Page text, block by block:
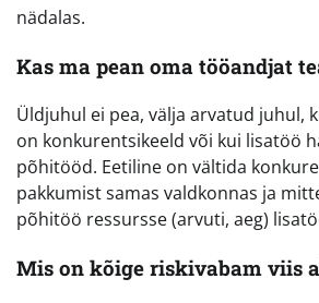
nädalas.
Kas ma pean oma tööandjat
Üldjuhul ei pea, välja arvatud juhul,
on konkurentsikeeld või kui lisatöö
põhitööd. Eetiline on vältida
pakkumist samas valdkonnas ja
põhitöö ressursse (arvuti, aeg)
Mis on kõige riskivabam viis